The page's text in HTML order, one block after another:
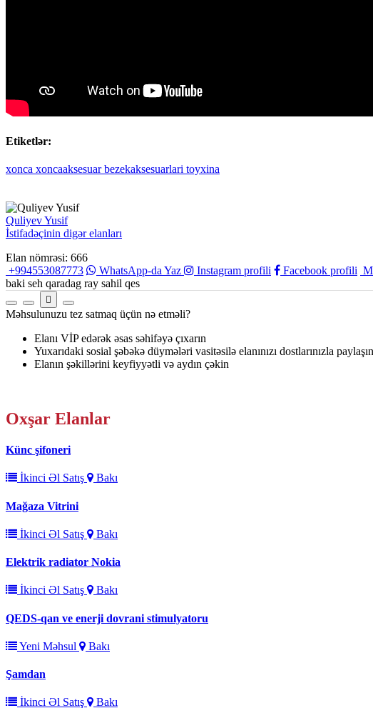
Etiketlər:
xonca xoncaaksesuarbezekaksesuarlari toyxina
Quliyev Yusif
İstifadəçinin digər elanları
Elan nömrəsi: 666
+994553087773
WhatsApp-da Yaz Instagram profili Facebook profili
baki seh qaradag ray sahil qes
Məhsulunuzu tez satmaq üçün nə etməli?
Elanı VİP edərək əsas səhifəyə çıxarın
Yuxarıdaki sosial şəbəkə düymələri vasitəsilə elanınızı dostlarınızla paylaşın
Elanın şəkillərini keyfiyyətli və aydın çəkin
Oxşar Elanlar
Künc şifoneri
İkinci Əl Satış Bakı
Mağaza Vitrini
İkinci Əl Satış Bakı
Elektrik radiator Nokia
İkinci Əl Satış Bakı
QEDS-qan ve enerji dovrani stimulyatoru
Yeni Məhsul Bakı
Şamdan
İkinci Əl Satış Bakı